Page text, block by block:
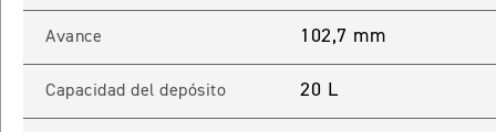
TIGER 850 SPORT
Precio desde $11.390.000
Avance 102,7 mm
Capacidad del depósito 20 L